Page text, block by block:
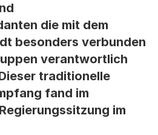
die mit dem
besonders verbunden
verantwortlich
traditionelle
fand im
im